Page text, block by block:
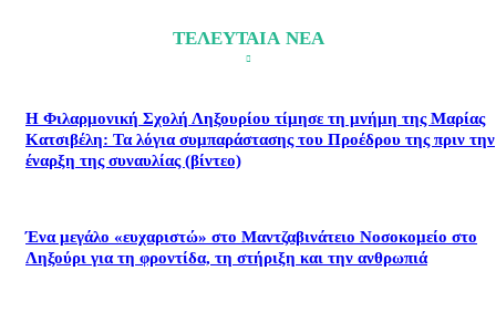
ΤΕΛΕΥΤΑΙΑ ΝΕΑ
Η Φιλαρμονική Σχολή Ληξουρίου τίμησε τη μνήμη της Μαρίας
Κατσιβέλη: Τα λόγια συμπαράστασης του Προέδρου της πριν την
έναρξη της συναυλίας (βίντεο)
Ένα μεγάλο «ευχαριστώ» στο Μαντζαβινάτειο Νοσοκομείο στο
Ληξούρι για τη φροντίδα, τη στήριξη και την ανθρωπιά